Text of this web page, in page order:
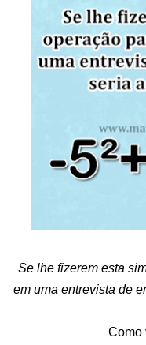
Se lhe fizerem esta
em uma entrevista de
Como